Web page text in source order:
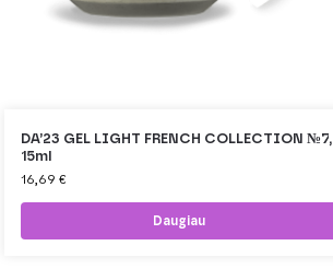
DA’23 GEL LIGHT FRENCH COLLECTION №7,
15ml
16,69 €
Daugiau